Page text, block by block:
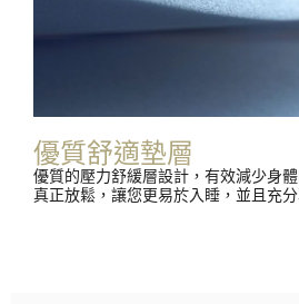
優質舒適墊層
優質的壓力舒緩層設計，有效減少身
真正放鬆，讓您更易於入睡，並且充分